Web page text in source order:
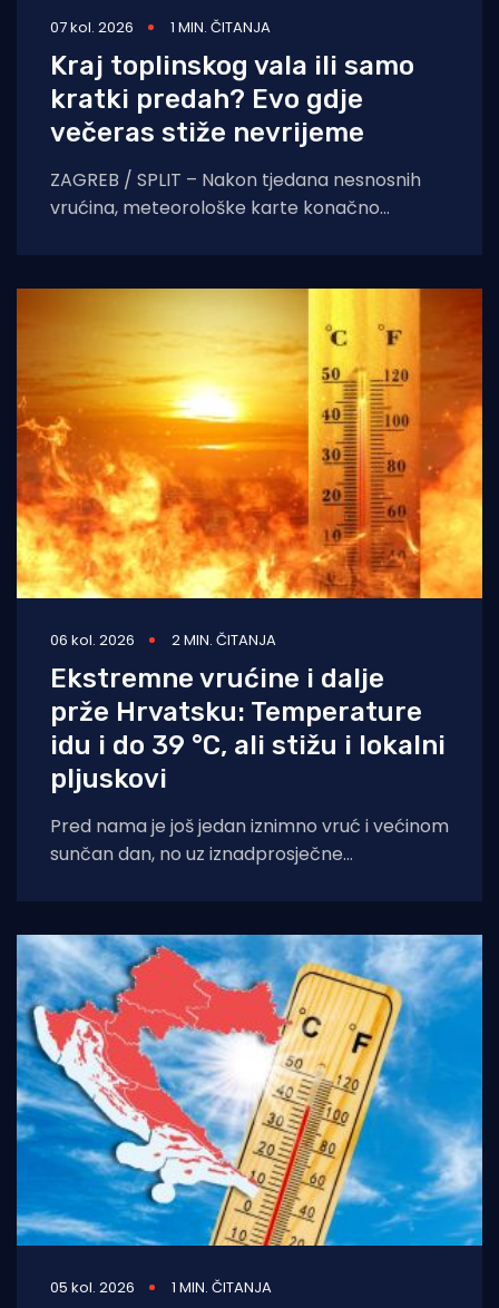
07 kol. 2026 1 MIN. ČITANJA
Kraj toplinskog vala ili samo
kratki predah? Evo gdje
večeras stiže nevrijeme
ZAGREB / SPLIT – Nakon tjedana nesnosnih
vrućina, meteorološke karte konačno
kontrastima,
06 kol. 2026 2 MIN. ČITANJA
Ekstremne vrućine i dalje
prže Hrvatsku: Temperature
idu i do 39 °C, ali stižu i lokalni
pljuskovi
Pred nama je još jedan iznimno vruć i većinom
sunčan dan, no uz iznadprosječne
05 kol. 2026 1 MIN. ČITANJA